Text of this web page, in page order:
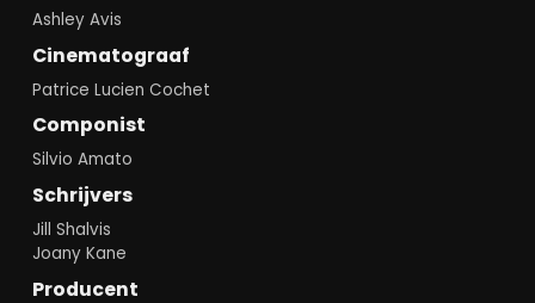
Ashley Avis
Cinematograaf
Patrice Lucien Cochet
Componist
Silvio Amato
Schrijvers
Jill Shalvis
Joany Kane
Producent